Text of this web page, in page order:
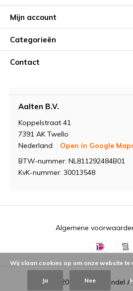
Mijn account
Categorieën
Contact
Aalten B.V.
Koppelstraat 41
7391 AK Twello
Nederland
Open in Google
BTW-nummer: NL811292484B01
KvK-nummer: 30013548
© 2026 - Groothandel
Algemene
Wij slaan cookies op om onze website te
Ja Nee